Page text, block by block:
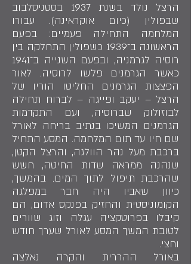
הרצל נולד בשנת 1937 בסטניסלבוב
שבפולין (כיום אוקראינה). עבורו
המלחמה התחילה פעמיים: בפעם
הראשונה ב־1939 כשפולין התחלקה בין
רוסיה לגרמניה, ובפעם השנייה ב־1941
כאשר הגרמנים פלשו לרוסיה. לאור
הפצצות הגרמנים החליטו הוריו של
הרצל – יעקב ופייגה – לברוח תחילה
לבוזולוק שברוסיה, ועם התקדמות
הגרמנים המשיכו בנתיב בריחה לאורל
שם חיו עד תום המלחמה. המסע התחיל
ברכבת מעל נהר הוולגה, והרצל הקטן,
שנהנה ממראה שדות החיטה, חשש
שהרכבת תיפול לתוך המים. בהמשך,
כיוון שאביו היה חבר במפלגה
הקומוניסטית והחזיק בפנקס אדום, הם
קיבלו בפרוטקציה עגלה וזוג שוורים
לטובת המשך המסע לאורל שערך חודש
וחצי.
באורל ההררית והקרה נאלצה